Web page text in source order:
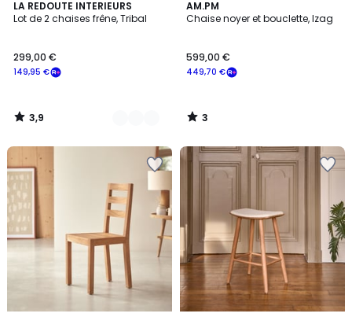
LA REDOUTE INTERIEURS
Lot de 2 chaises frêne, Tribal
149,95 €
299,00 €
3,9
/ 5
2
Couleurs
3,9
/
AM.PM
Chaise noyer et bouclette, Izag
449,70 €
599,00 €
3
/
3
/